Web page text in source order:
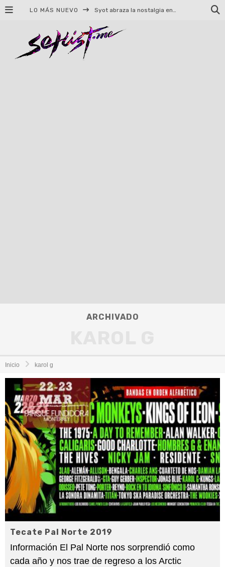
LO MÁS NUEVO Syot abraza la nostalgia en «Blame», el primer adelanto de su EP debut
ARCHIVADO
Inicio karol g
Tecate Pal Norte 2019
Información El Pal Norte nos sorprendió como
cada año y nos trae de regreso a los Arctic